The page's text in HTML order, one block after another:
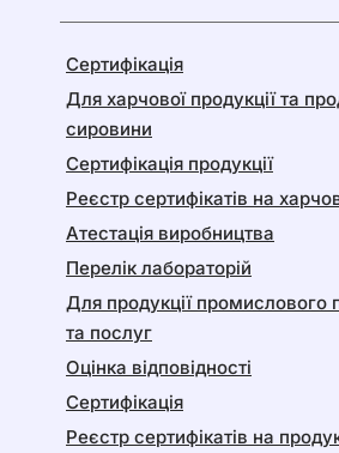
Сертифікація
Для харчової продукції та
сировини
Сертифікація продукції
Реєстр сертифікатів на
Атестація виробництва
Перелік лабораторій
Для продукції промислового
та послуг
Оцінка відповідності
Сертифікація
Реєстр сертифікатів на